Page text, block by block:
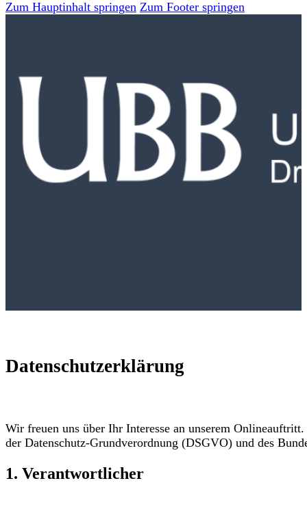
Zum Hauptinhalt springen Zum Footer springen
Datenschutzerklärung
Wir freuen uns über Ihr Interesse an unserem
der Datenschutz-Grundverordnung (DSGVO) und des
1. Verantwortlicher